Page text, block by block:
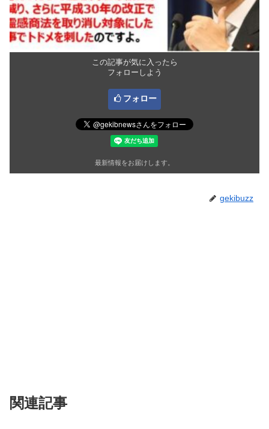
この記事が気に入ったら
フォローしよう
フォロー
最新情報をお届けします。
gekibuzz
関連記事